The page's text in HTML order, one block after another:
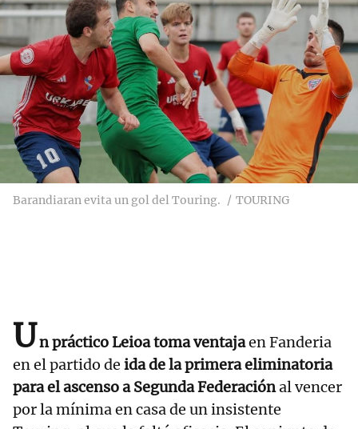
Barandiaran evita un gol del Touring. TOURING
Un práctico Leioa toma ventajaen Fanderia
en el partido de ida de la primera eliminatoria
para el ascenso a Segunda Federaciónal vencer
por la mínima en casa de un insistente